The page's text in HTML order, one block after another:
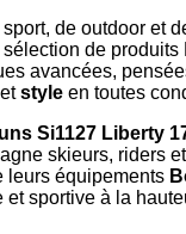
de outdoor et
de
avancées,
etstyle en toutes
Si1127 Liberty
skieurs, riders
leurs équipements
sportive à la